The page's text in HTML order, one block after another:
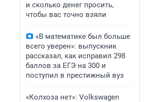
и сколько денег просить,
чтобы вас точно взяли
«В математике был больше
всего уверен»: выпускник
рассказал, как исправил 298
баллов за ЕГЭ на 300 и
поступил в престижный вуз
«Колхоза нет»: Volkswagen